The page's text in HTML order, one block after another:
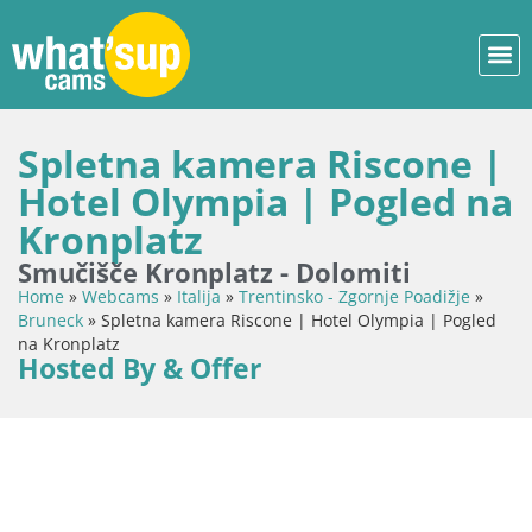
Spletna kamera Riscone |
Hotel Olympia | Pogled na
Kronplatz
Smučišče Kronplatz - Dolomiti
Home » Webcams » Italija » Trentinsko - Zgornje Poadižje »
Bruneck » Spletna kamera Riscone | Hotel Olympia | Pogled
na Kronplatz
Hosted By & Offer